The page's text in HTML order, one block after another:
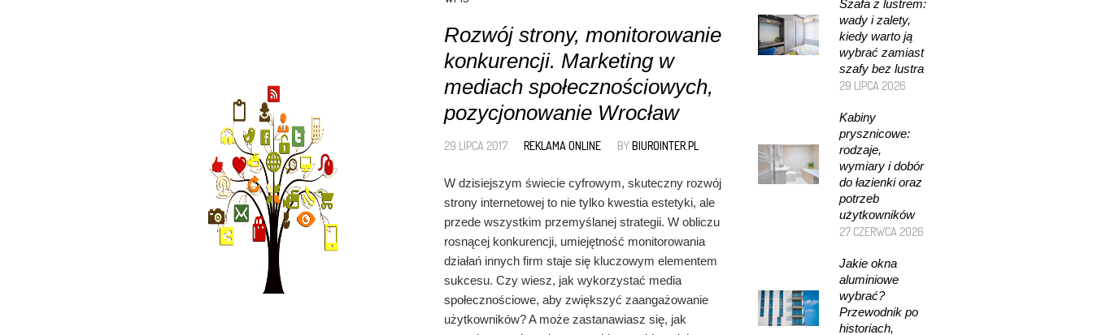
Rozwój strony, monitorowanie
konkurencji. Marketing w
mediach społecznościowych,
pozycjonowanie Wrocław
29 LIPCA 2017 REKLAMA ONLINE BYBIUROINTER.PL
W dzisiejszym świecie cyfrowym, skuteczny rozwój
strony internetowej to nie tylko kwestia estetyki, ale
przede wszystkim przemyślanej strategii. W obliczu
rosnącej konkurencji, umiejętność monitorowania
działań innych firm staje się kluczowym elementem
sukcesu. Czy wiesz, jak wykorzystać media
społecznościowe, aby zwiększyć zaangażowanie
użytkowników? A może zastanawiasz się, jak
Szafa z lustrem:
wady i zalety,
kiedy warto ją
wybrać zamiast
szafy bez lustra
29 LIPCA 2026
Kabiny
prysznicowe:
rodzaje,
wymiary i dobór
do łazienki oraz
potrzeb
użytkowników
27 CZERWCA 2026
Jakie okna
aluminiowe
wybrać?
Przewodnik po
historiach,